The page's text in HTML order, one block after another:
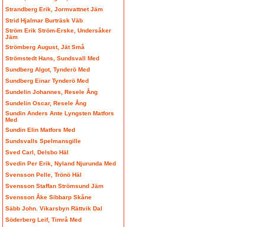
Strandberg Erik, Jormvattnet Jäm
Strid Hjalmar Burträsk Väb
Ström Erik Ström-Erske, Undersåker
Jäm
Strömberg August, Jät Små
Strömstedt Hans, Sundsvall Med
Sundberg Algot, Tynderö Med
Sundberg Einar Tynderö Med
Sundelin Johannes, Resele Ång
Sundelin Oscar, Resele Ång
Sundin Anders Ante Lyngsten Matfors
Med
Sundin Elin Matfors Med
Sundsvalls Spelmansgille
Sved Carl, Delsbo Häl
Svedin Per Erik, Nyland Njurunda Med
Svensson Pelle, Trönö Häl
Svensson Staffan Strömsund Jäm
Svensson Åke Sibbarp Skåne
Säbb John. Vikarsbyn Rättvik Dal
Söderberg Leif, Timrå Med